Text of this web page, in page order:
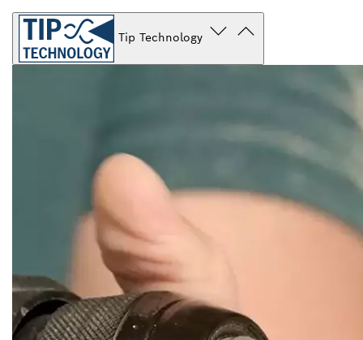
Tip Technology